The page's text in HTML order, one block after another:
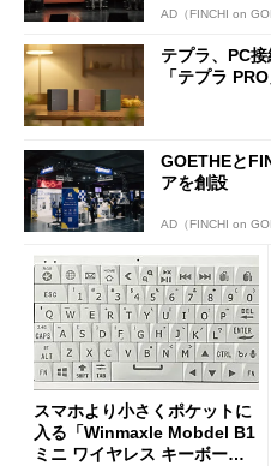
AD（FINCHI on
テプラ、PC
「テプラ
GOETHEと
アを創設
AD（FINCHI on
スマホより小さくポケットに
入る「Winmaxle Mobdel B1
ミニ ワイヤレス キーボー